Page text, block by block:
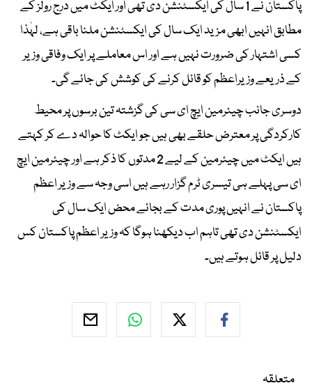
پاکستان نے 1 سال کی ایکسٹنشن دی تھی اور ایکٹ میں درج رولز کے
مطابق انہیں ابھی مزید ایک سال کی ایکسٹنشن ملنا باقی ہے، لہٰذا
کسی اشتہار کی ضرورت نہیں ہے اور اس معاملے پر ایک وفاقی وزیر
کے ذریعے وزیراعظم کو قائل کرنے کی کوشش کی جائے گی۔
دوسری جانب چیئرمین ایچ ای سی کی گزشتہ تین برسوں پر محیط
کارکردگی پر معترض حلقے بھی ہیں جو ایکٹ کا حوالہ دے کر کہتے
ہیں ایکٹ میں چیئرمین کے لیے 2 مدتوں کا ذکر ہے اور چیئرمین ایچ
ای سی پہلے ہی تیسری ٹرم گزار رہے ہیں اسی وجہ سے وزیر اعظم
پاکستان نے انہیں پوری مدت کے بجائے محض ایک سال کی
ایکسٹنشن دی تھی تاہم اب دیکھنا ہوگا کہ وزیر اعظم پاکستان کس
دلیل پر قائل ہوتے ہیں۔
متعلقہ